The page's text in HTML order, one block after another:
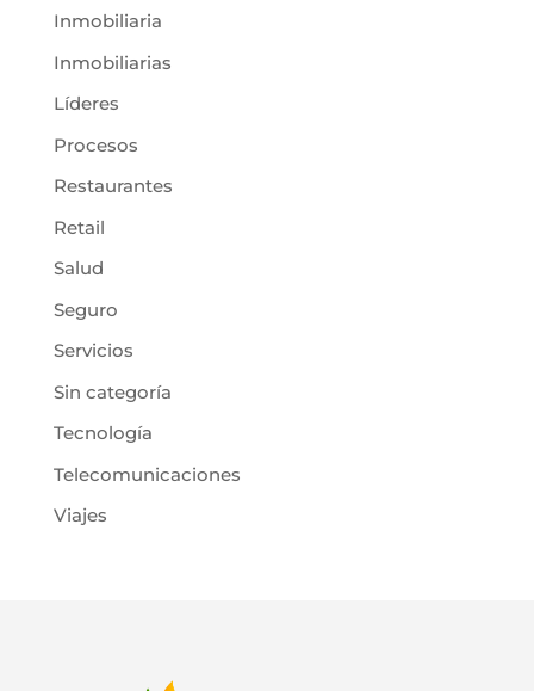
Inmobiliaria
Inmobiliarias
Líderes
Procesos
Restaurantes
Retail
Salud
Seguro
Servicios
Sin categoría
Tecnología
Telecomunicaciones
Viajes